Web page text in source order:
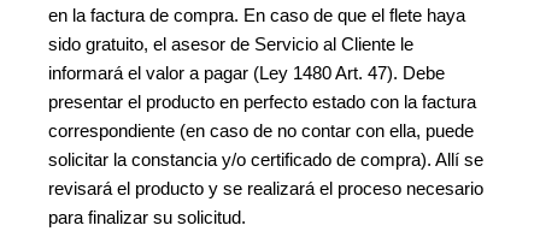
en la factura de compra. En caso de que el flete haya
sido gratuito, el asesor de Servicio al Cliente le
informará el valor a pagar (Ley 1480 Art. 47). Debe
presentar el producto en perfecto estado con la factura
correspondiente (en caso de no contar con ella, puede
solicitar la constancia y/o certificado de compra). Allí se
revisará el producto y se realizará el proceso necesario
para finalizar su solicitud.